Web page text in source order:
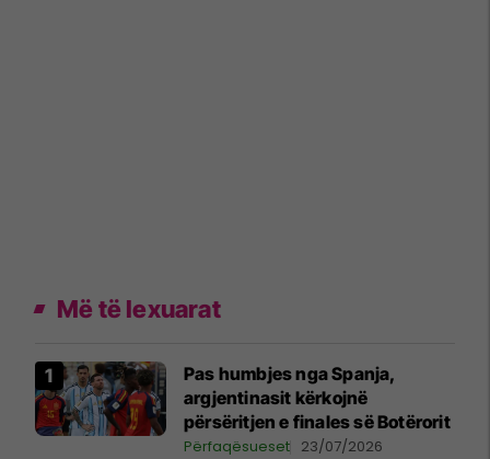
Më të lexuarat
Pas humbjes nga Spanja,
argjentinasit kërkojnë
përsëritjen e finales së Botërorit
Përfaqësueset 23/07/2026